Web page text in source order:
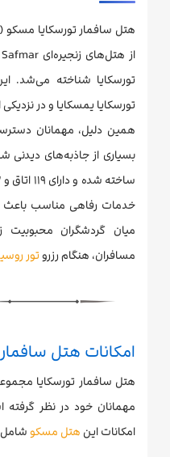
تورسکایا شناخته می‌شد.
تورسکایا یمسکایا و در
همین دلیل، مهمانان
بسیاری از جاذبه‌های
خدمات رفاهی مناسب باعث
میان گردشگران محبوبیت
مسافران، هنگام رزروتور
امکانات هتل
هتل سافمار تورسکایا
مهمانان خود در نظر
امکانات این هتل مسکوشامل